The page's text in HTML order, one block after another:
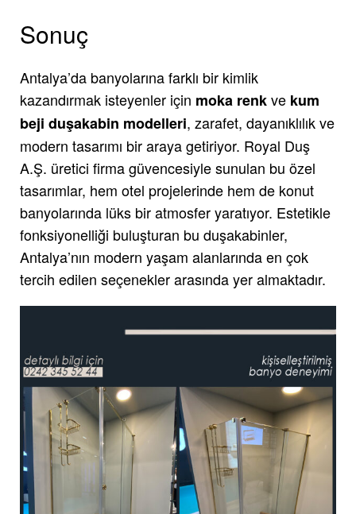
Sonuç
Antalya’da banyolarına farklı bir kimlik
kazandırmak isteyenler için moka renkve kum
beji duşakabin modelleri, zarafet, dayanıklılık ve
modern tasarımı bir araya getiriyor. Royal Duş
A.Ş. üretici firma güvencesiyle sunulan bu özel
tasarımlar, hem otel projelerinde hem de konut
banyolarında lüks bir atmosfer yaratıyor. Estetikle
fonksiyonelliği buluşturan bu duşakabinler,
Antalya’nın modern yaşam alanlarında en çok
tercih edilen seçenekler arasında yer almaktadır.